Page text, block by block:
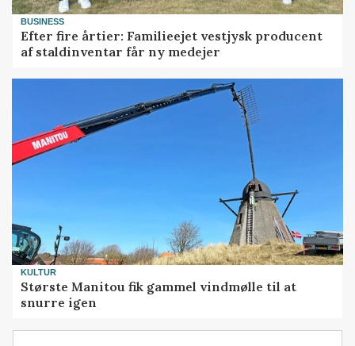
BUSINESS
Efter fire årtier: Familieejet vestjysk producent
af staldinventar får ny medejer
KULTUR
Største Manitou fik gammel vindmølle til at
snurre igen